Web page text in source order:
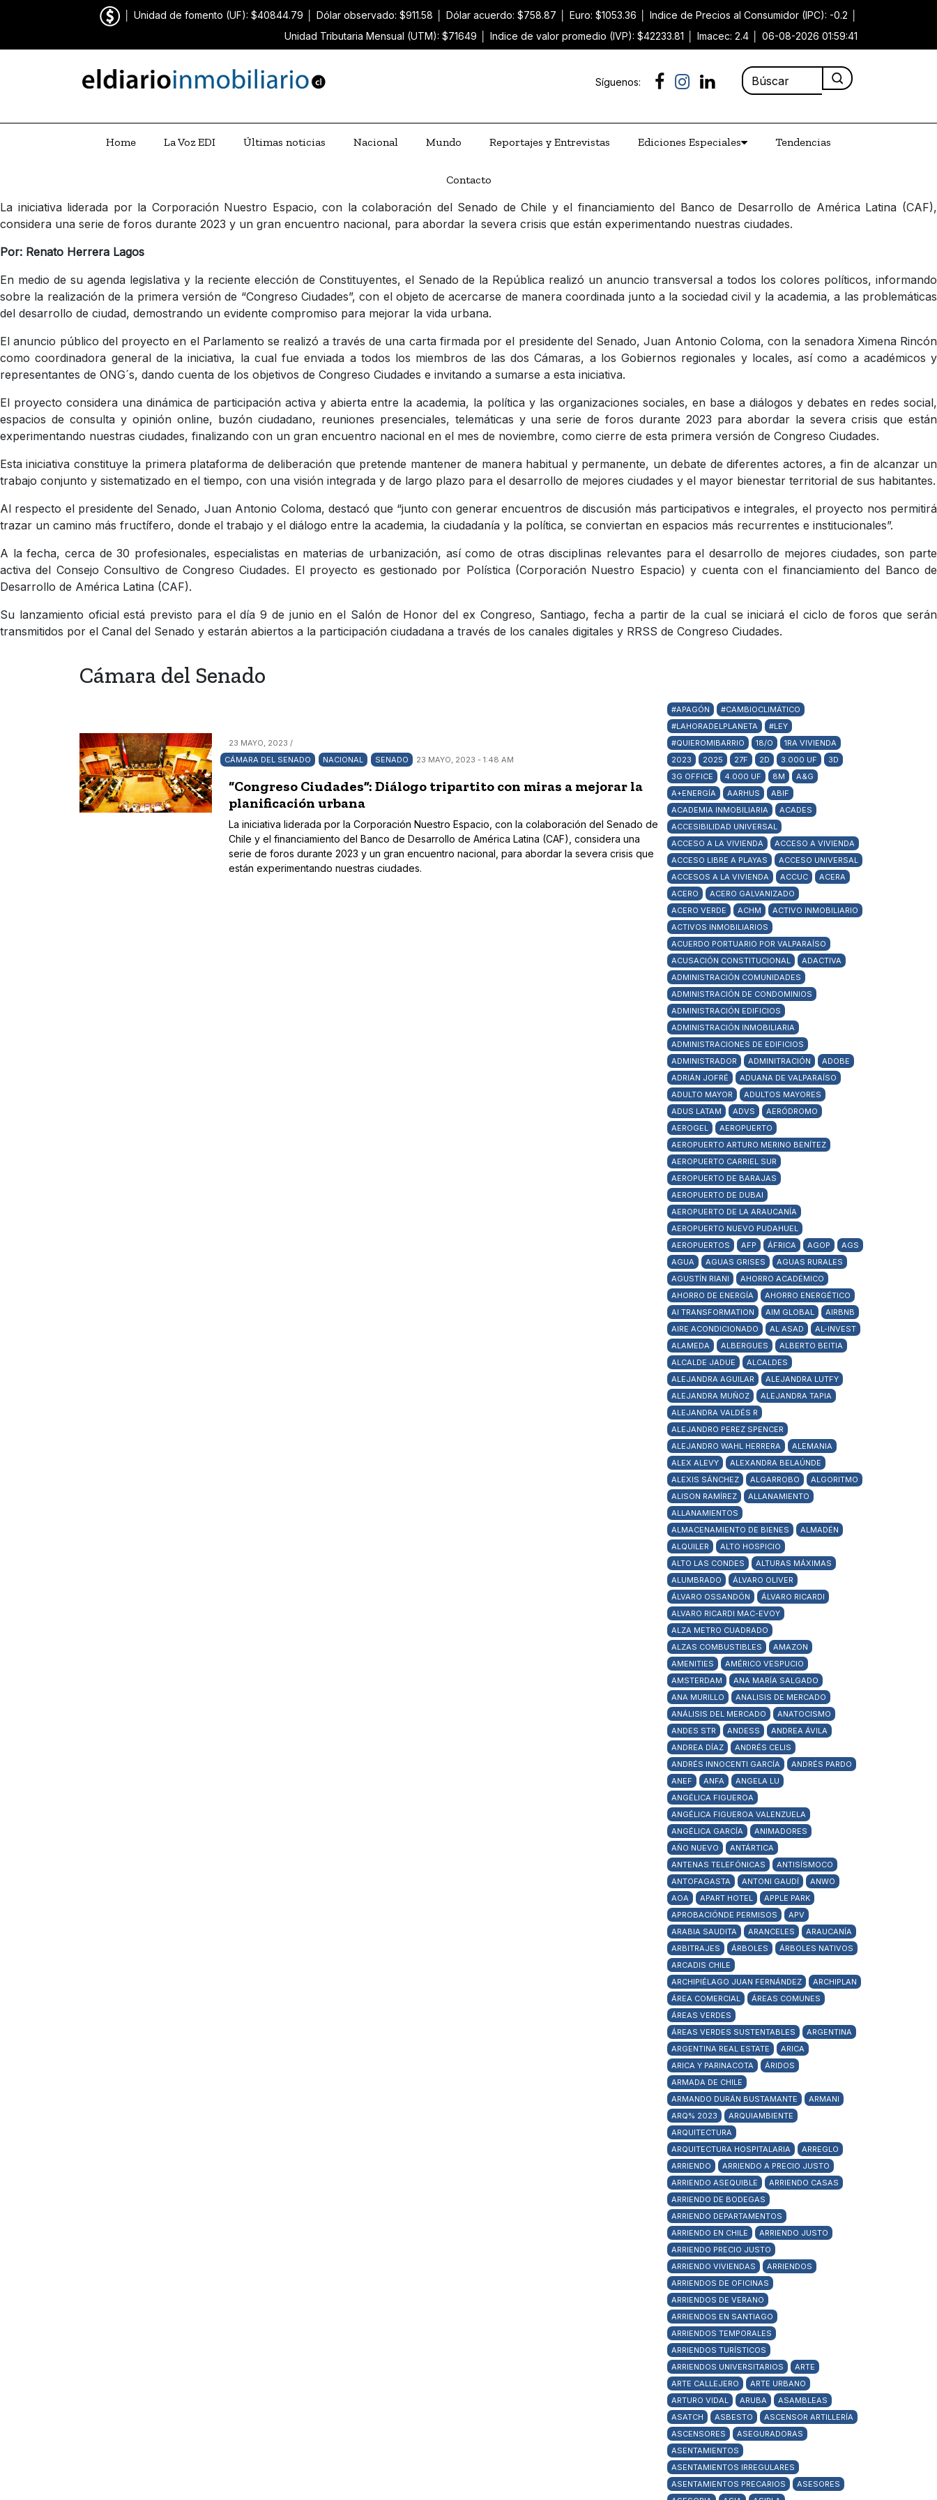
Unidad de fomento (UF): $40844.79 Dólar observado: $911.58 Dólar acuerdo: $758.87 Euro: $1053.36 Indice de Precios al Consumidor (IPC): -0.2
Unidad Tributaria Mensual (UTM): $71649
Indice de valor promedio (IVP): $42233.81 Imacec: 2.4 06-08-2026 01:59:41
Síguenos:
Home La Voz EDI Últimas noticias Nacional Mundo Reportajes y Entrevistas Ediciones Especiales Tendencias
Contacto
La iniciativa liderada por la Corporación Nuestro Espacio, con la colaboración del Senado de Chile y el financiamiento del Banco de Desarrollo de América Latina (CAF),
considera una serie de foros durante 2023 y un gran encuentro nacional, para abordar la severa crisis que están experimentando nuestras ciudades.
Por: Renato Herrera Lagos
En medio de su agenda legislativa y la reciente elección de Constituyentes, el Senado de la República realizó un anuncio transversal a todos los colores políticos, informando
sobre la realización de la primera versión de “Congreso Ciudades”, con el objeto de acercarse de manera coordinada junto a la sociedad civil y la academia, a las problemáticas
del desarrollo de ciudad, demostrando un evidente compromiso para mejorar la vida urbana.
El anuncio público del proyecto en el Parlamento se realizó a través de una carta firmada por el presidente del Senado, Juan Antonio Coloma, con la senadora Ximena Rincón
como coordinadora general de la iniciativa, la cual fue enviada a todos los miembros de las dos Cámaras, a los Gobiernos regionales y locales, así como a académicos y
representantes de ONG´s, dando cuenta de los objetivos de Congreso Ciudades e invitando a sumarse a esta iniciativa.
El proyecto considera una dinámica de participación activa y abierta entre la academia, la política y las organizaciones sociales, en base a diálogos y debates en redes social,
espacios de consulta y opinión online, buzón ciudadano, reuniones presenciales, telemáticas y una serie de foros durante 2023 para abordar la severa crisis que están
experimentando nuestras ciudades, finalizando con un gran encuentro nacional en el mes de noviembre, como cierre de esta primera versión de Congreso Ciudades.
Esta iniciativa constituye la primera plataforma de deliberación que pretende mantener de manera habitual y permanente, un debate de diferentes actores, a fin de alcanzar un
trabajo conjunto y sistematizado en el tiempo, con una visión integrada y de largo plazo para el desarrollo de mejores ciudades y el mayor bienestar territorial de sus habitantes.
Al respecto el presidente del Senado, Juan Antonio Coloma, destacó que “junto con generar encuentros de discusión más participativos e integrales, el proyecto nos permitirá
trazar un camino más fructífero, donde el trabajo y el diálogo entre la academia, la ciudadanía y la política, se conviertan en espacios más recurrentes e institucionales”.
A la fecha, cerca de 30 profesionales, especialistas en materias de urbanización, así como de otras disciplinas relevantes para el desarrollo de mejores ciudades, son parte
activa del Consejo Consultivo de Congreso Ciudades. El proyecto es gestionado por Polística (Corporación Nuestro Espacio) y cuenta con el financiamiento del Banco de
Desarrollo de América Latina (CAF).
Su lanzamiento oficial está previsto para el día 9 de junio en el Salón de Honor del ex Congreso, Santiago, fecha a partir de la cual se iniciará el ciclo de foros que serán
transmitidos por el Canal del Senado y estarán abiertos a la participación ciudadana a través de los canales digitales y RRSS de Congreso Ciudades.
Cámara del Senado
23 MAYO, 2023 /
CÁMARA DEL SENADO
NACIONAL SENADO 23 MAYO, 2023 - 1:48 AM
“Congreso Ciudades”: Diálogo tripartito con miras a mejorar la
planificación urbana
La iniciativa liderada por la Corporación Nuestro Espacio, con la colaboración del Senado de
Chile y el financiamiento del Banco de Desarrollo de América Latina (CAF), considera una
serie de foros durante 2023 y un gran encuentro nacional, para abordar la severa crisis que
están experimentando nuestras ciudades.
#APAGÓN
#CAMBIOCLIMÁTICO
#LAHORADELPLANETA
#LEY
#QUIEROMIBARRIO
18/O
1RA VIVIENDA
2023
2025 27F 2D 3.000 UF
3D
3G OFFICE
4.000 UF 8M
A&G
A+ENERGÍA
AARHUS
ABIF
ACADEMIA INMOBILIARIA
ACADES
ACCESIBILIDAD UNIVERSAL
ACCESO A LA VIVIENDA
ACCESO A VIVIENDA
ACCESO LIBRE A PLAYAS
ACCESO UNIVERSAL
ACCESOS A LA VIVIENDA
ACCUC
ACERA
ACERO
ACERO GALVANIZADO
ACERO VERDE
ACHM
ACTIVO INMOBILIARIO
ACTIVOS INMOBILIARIOS
ACUERDO PORTUARIO POR VALPARAÍSO
ACUSACIÓN CONSTITUCIONAL
ADACTIVA
ADMINISTRACIÓN COMUNIDADES
ADMINISTRACIÓN DE CONDOMINIOS
ADMINISTRACIÓN EDIFICIOS
ADMINISTRACIÓN INMOBILIARIA
ADMINISTRACIONES DE EDIFICIOS
ADMINISTRADOR
ADMINITRACIÓN
ADOBE
ADRIÁN JOFRÉ
ADUANA DE VALPARAÍSO
ADULTO MAYOR
ADULTOS MAYORES
ADUS LATAM
ADVS
AERÓDROMO
AEROGEL
AEROPUERTO
AEROPUERTO ARTURO MERINO BENÍTEZ
AEROPUERTO CARRIEL SUR
AEROPUERTO DE BARAJAS
AEROPUERTO DE DUBAI
AEROPUERTO DE LA ARAUCANÍA
AEROPUERTO NUEVO PUDAHUEL
AEROPUERTOS
AFP ÁFRICA AGOP
AGS
AGUA
AGUAS GRISES
AGUAS RURALES
AGUSTÍN RIANI
AHORRO ACADÉMICO
AHORRO DE ENERGÍA
AHORRO ENERGÉTICO
AI TRANSFORMATION
AIM GLOBAL
AIRBNB
AIRE ACONDICIONADO
AL ASAD
AL-INVEST
ALAMEDA
ALBERGUES
ALBERTO BEITIA
ALCALDE JADUE
ALCALDES
ALEJANDRA AGUILAR
ALEJANDRA LUTFY
ALEJANDRA MUÑOZ
ALEJANDRA TAPIA
ALEJANDRA VALDÉS R
ALEJANDRO PEREZ SPENCER
ALEJANDRO WAHL HERRERA
ALEMANIA
ALEX ALEVY
ALEXANDRA BELAÚNDE
ALEXIS SÁNCHEZ
ALGARROBO
ALGORITMO
ALISON RAMÍREZ
ALLANAMIENTO
ALLANAMIENTOS
ALMACENAMIENTO DE BIENES
ALMADÉN
ALQUILER
ALTO HOSPICIO
ALTO LAS CONDES
ALTURAS MÁXIMAS
ALUMBRADO
ÁLVARO OLIVER
ÁLVARO OSSANDÓN
ÁLVARO RICARDI
ALVARO RICARDI MAC-EVOY
ALZA METRO CUADRADO
ALZAS COMBUSTIBLES
AMAZON
AMENITIES
AMÉRICO VESPUCIO
AMSTERDAM
ANA MARÍA SALGADO
ANA MURILLO
ANALISIS DE MERCADO
ANÁLISIS DEL MERCADO
ANATOCISMO
ANDES STR
ANDESS
ANDREA ÁVILA
ANDREA DÍAZ
ANDRÉS CELIS
ANDRÉS INNOCENTI GARCÍA
ANDRÉS PARDO
ANEF
ANFA
ANGELA LU
ANGÉLICA FIGUEROA
ANGÉLICA FIGUEROA VALENZUELA
ANGÉLICA GARCÍA
ANIMADORES
AÑO NUEVO
ANTÁRTICA
ANTENAS TELEFÓNICAS
ANTISÍSMOCO
ANTOFAGASTA
ANTONI GAUDÍ
ANWO
AOA
APART HOTEL
APPLE PARK
APROBACIÓNDE PERMISOS
APV
ARABIA SAUDITA
ARANCELES
ARAUCANÍA
ARBITRAJES
ÁRBOLES
ÁRBOLES NATIVOS
ARCADIS CHILE
ARCHIPIÉLAGO JUAN FERNÁNDEZ
ARCHIPLAN
ÁREA COMERCIAL
ÁREAS COMUNES
ÁREAS VERDES
ÁREAS VERDES SUSTENTABLES
ARGENTINA
ARGENTINA REAL ESTATE
ARICA
ARICA Y PARINACOTA
ÁRIDOS
ARMADA DE CHILE
ARMANDO DURÁN BUSTAMANTE
ARMANI
ARQ% 2023
ARQUIAMBIENTE
ARQUITECTURA
ARQUITECTURA HOSPITALARIA
ARREGLO
ARRIENDO
ARRIENDO A PRECIO JUSTO
ARRIENDO ASEQUIBLE
ARRIENDO CASAS
ARRIENDO DE BODEGAS
ARRIENDO DEPARTAMENTOS
ARRIENDO EN CHILE
ARRIENDO JUSTO
ARRIENDO PRECIO JUSTO
ARRIENDO VIVIENDAS
ARRIENDOS
ARRIENDOS DE OFICINAS
ARRIENDOS DE VERANO
ARRIENDOS EN SANTIAGO
ARRIENDOS TEMPORALES
ARRIENDOS TURÍSTICOS
ARRIENDOS UNIVERSITARIOS
ARTE
ARTE CALLEJERO
ARTE URBANO
ARTURO VIDAL
ARUBA
ASAMBLEAS
ASATCH
ASBESTO
ASCENSOR ARTILLERÍA
ASCENSORES
ASEGURADORAS
ASENTAMIENTOS
ASENTAMIENTOS IRREGULARES
ASENTAMIENTOS PRECARIOS
ASESORES